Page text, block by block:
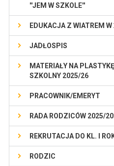
''JEM W SZKOLE''
EDUKACJA Z WIATREM
JADŁOSPIS
MATERIAŁY NA
SZKOLNY 2025/26
PRACOWNIK/EMERYT
RADA RODZICÓW 2025/
REKRUTACJA DO KL. I
RODZIC